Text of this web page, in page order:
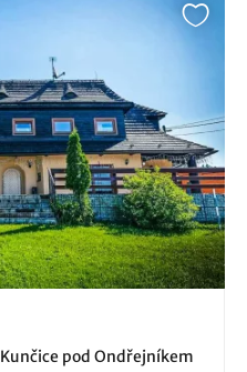
Kunčice pod Ondřejníkem